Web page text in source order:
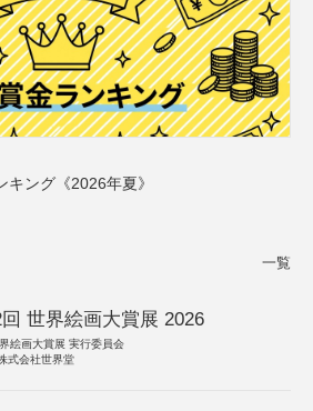
ング《2026年夏》
一覧
世界絵画大賞展 2026
絵画大賞展 実行委員会
式会社世界堂